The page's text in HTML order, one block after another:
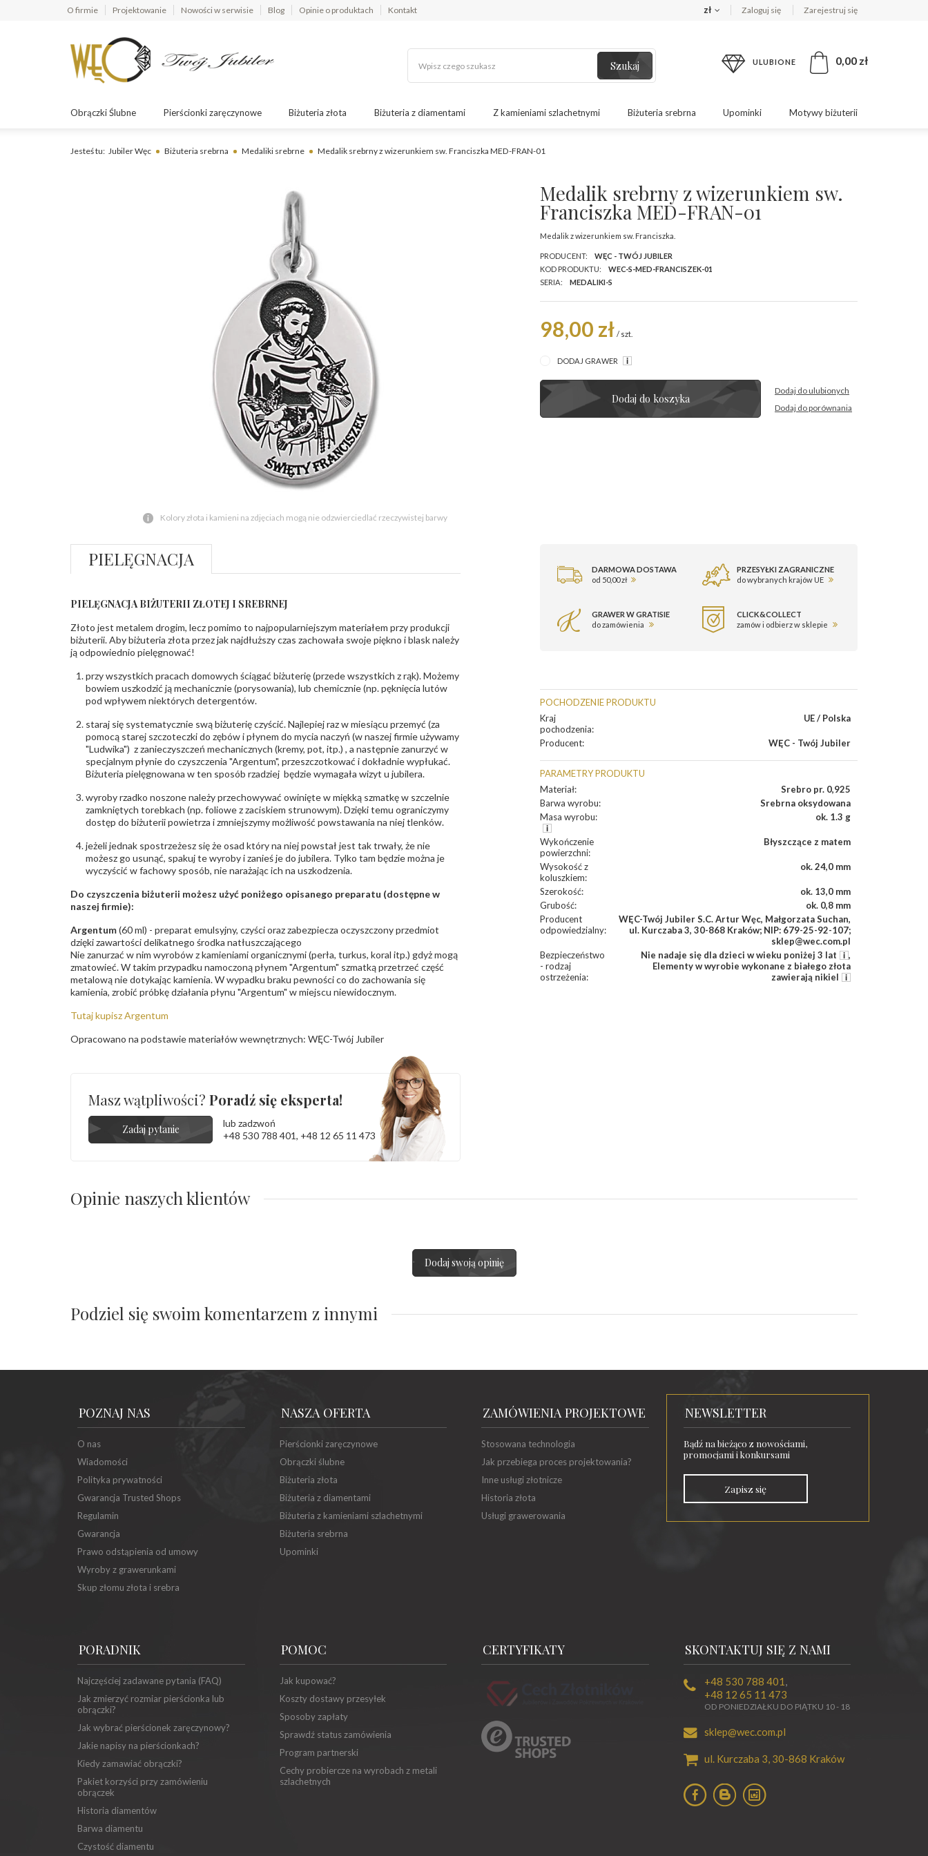
O firmie Projektowanie Nowości w serwisie Blog Opinie o produktach Kontakt zł Zaloguj się Zarejestruj się
Szukaj ULUBIONE 0,00 zł
Obrączki Ślubne Pierścionki zaręczynowe Biżuteria złota Biżuteria z diamentami Z kamieniami szlachetnymi Biżuteria srebrna Upominki Motywy biżuterii
Jesteś tu: Jubiler Węc Biżuteria srebrna Medaliki srebrne Medalik srebrny z wizerunkiem sw. Franciszka MED-FRAN-01
Kolory złota i kamieni na zdjęciach mogą nie odzwierciedlać rzeczywistej barwy
Medalik srebrny z wizerunkiem sw.
Franciszka MED-FRAN-01
Medalik z wizerunkiem sw. Franciszka.
PRODUCENT:
WĘC - TWÓJ JUBILER
KOD PRODUKTU:
WEC-S-MED-FRANCISZEK-01
SERIA:
MEDALIKI-S
98,00 zł / szt.
DODAJ GRAWER
Dodaj do koszyka
Dodaj do ulubionych
Dodaj do porównania
DARMOWA DOSTAWA
od 50,00 zł
PRZESYŁKI ZAGRANICZNE
do wybranych krajów UE
GRAWER W GRATISIE
do zamówienia
CLICK&COLLECT
zamów i odbierz w sklepie
POCHODZENIE PRODUKTU
Kraj
pochodzenia:
UE / Polska
Producent: WĘC - Twój Jubiler
PARAMETRY PRODUKTU
Materiał:
Srebro pr. 0,925
Barwa wyrobu:
Srebrna oksydowana
Masa wyrobu: ok. 1.3 g
Wykończenie
powierzchni:
Błyszczące z matem
Wysokość z
koluszkiem:
ok. 24,0 mm
Szerokość:
ok. 13,0 mm
Grubość:
ok. 0,8 mm
Producent
odpowiedzialny:
WĘC-Twój Jubiler S.C. Artur Węc, Małgorzata Suchan,
ul. Kurczaba 3, 30-868 Kraków; NIP: 679-25-92-107;
sklep@wec.com.pl
Bezpieczeństwo
- rodzaj
ostrzeżenia:
Nie nadaje się dla dzieci w wieku poniżej 3 lat
,
Elementy w wyrobie wykonane z białego złota
zawierają nikiel
PIELĘGNACJA
PIELĘGNACJA BIŻUTERII ZŁOTEJ I SREBRNEJ
Złoto jest metalem drogim, lecz pomimo to najpopularniejszym materiałem przy produkcji
biżuterii. Aby biżuteria złota przez jak najdłuższy czas zachowała swoje piękno i blask należy
ją odpowiednio pielęgnować!
przy wszystkich pracach domowych ściągać biżuterię (przede wszystkich z rąk). Możemy
bowiem uszkodzić ją mechanicznie (porysowania), lub chemicznie (np. pęknięcia lutów
pod wpływem niektórych detergentów.
staraj się systematycznie swą biżuterię czyścić. Najlepiej raz w miesiącu przemyć (za
pomocą starej szczoteczki do zębów i płynem do mycia naczyń (w naszej firmie używamy
"Ludwika") z zanieczyszczeń mechanicznych (kremy, pot, itp.) , a następnie zanurzyć w
specjalnym płynie do czyszczenia "Argentum", przeszczotkować i dokładnie wypłukać.
Biżuteria pielęgnowana w ten sposób rzadziej będzie wymagała wizyt u jubilera.
wyroby rzadko noszone należy przechowywać owinięte w miękką szmatkę w szczelnie
zamkniętych torebkach (np. foliowe z zaciskiem strunowym). Dzięki temu ograniczymy
dostęp do biżuterii powietrza i zmniejszymy możliwość powstawania na niej tlenków.
jeżeli jednak spostrzeżesz się że osad który na niej powstał jest tak trwały, że nie
możesz go usunąć, spakuj te wyroby i zanieś je do jubilera. Tylko tam będzie można je
wyczyścić w fachowy sposób, nie narażając ich na uszkodzenia.
Do czyszczenia biżuterii możesz użyć poniżego opisanego preparatu (dostępne w
naszej firmie):
Argentum(60 ml) - preparat emulsyjny, czyści oraz zabezpiecza oczyszczony przedmiot
dzięki zawartości delikatnego środka natłuszczającego
Nie zanurzać w nim wyrobów z kamieniami organicznymi (perła, turkus, koral itp.) gdyż mogą
zmatowieć. W takim przypadku namoczoną płynem "Argentum" szmatką przetrzeć część
metalową nie dotykając kamienia. W wypadku braku pewności co do zachowania się
kamienia, zrobić próbkę działania płynu "Argentum" w miejscu niewidocznym.
Tutaj kupisz Argentum
Opracowano na podstawie materiałów wewnętrznych: WĘC-Twój Jubiler
Masz wątpliwości? Poradź się eksperta!
Zadaj pytanie
lub zadzwoń
+48 530 788 401, +48 12 65 11 473
Opinie naszych klientów
Dodaj swoją opinię
Podziel się swoim komentarzem z innymi
POZNAJ NAS
O nas
Wiadomości
Polityka prywatności
Gwarancja Trusted Shops
Regulamin
Gwarancja
Prawo odstąpienia od umowy
Wyroby z grawerunkami
Skup złomu złota i srebra
NASZA OFERTA
Pierścionki zaręczynowe
Obrączki ślubne
Biżuteria złota
Biżuteria z diamentami
Biżuteria z kamieniami szlachetnymi
Biżuteria srebrna
Upominki
ZAMÓWIENIA PROJEKTOWE
Stosowana technologia
Jak przebiega proces projektowania?
Inne usługi złotnicze
Historia złota
Usługi grawerowania
NEWSLETTER
Bądź na bieżąco z nowościami,
promocjami i konkursami
Zapisz się
PORADNIK
Najczęściej zadawane pytania (FAQ)
Jak zmierzyć rozmiar pierścionka lub
obrączki?
Jak wybrać pierścionek zaręczynowy?
Jakie napisy na pierścionkach?
Kiedy zamawiać obrączki?
Pakiet korzyści przy zamówieniu
obrączek
Historia diamentów
Barwa diamentu
Czystość diamentu
POMOC
Jak kupować?
Koszty dostawy przesyłek
Sposoby zapłaty
Sprawdź status zamówienia
Program partnerski
Cechy probiercze na wyrobach z metali
szlachetnych
CERTYFIKATY SKONTAKTUJ SIĘ Z NAMI
+48 530 788 401 ,
+48 12 65 11 473
OD PONIEDZIAŁKU DO PIĄTKU 10 - 18
sklep@wec.com.pl
ul. Kurczaba 3, 30-868 Kraków